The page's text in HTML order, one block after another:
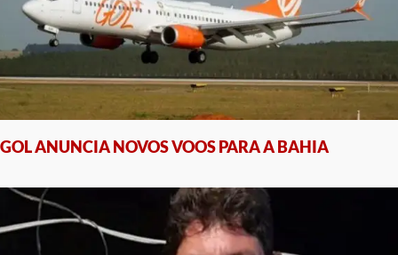
GOL ANUNCIA NOVOS VOOS PARA A BAHIA